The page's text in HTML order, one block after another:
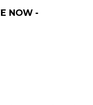
NOW -